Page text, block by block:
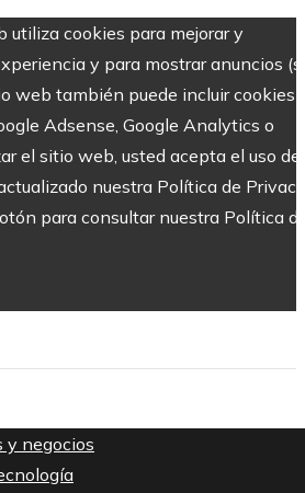
utiliza cookies para mejorar y
y para mostrar anuncios
web también puede incluir cookies
Adsense, Google Analytics o
el sitio web, usted acepta el uso de
nuestra Política de
para consultar nuestra Política
y negocios